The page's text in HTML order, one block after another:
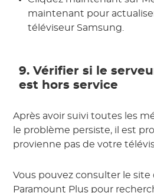
maintenant pour
téléviseur Samsung.
9. Vérifier si le
est hors service
Après avoir suivi toutes les
le problème persiste, il est
provienne pas de votre
Vous pouvez consulter le site
Paramount Plus pour